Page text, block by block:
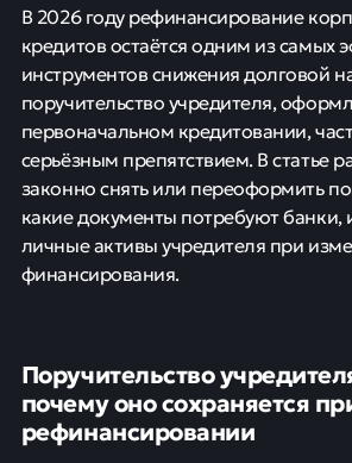
В 2026 году рефинансирование
кредитов остаётся одним из самых
инструментов снижения долговой
поручительство учредителя,
первоначальном кредитовании,
серьёзным препятствием. В статье
законно снять или переоформить
какие документы потребуют банки,
личные активы учредителя при
финансирования.
Поручительство
почему оно сохраняется
рефинансировании